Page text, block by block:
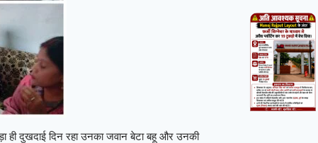
ही दुखदाई दिन रहा उनका जवान बेटा बहू और उनकी